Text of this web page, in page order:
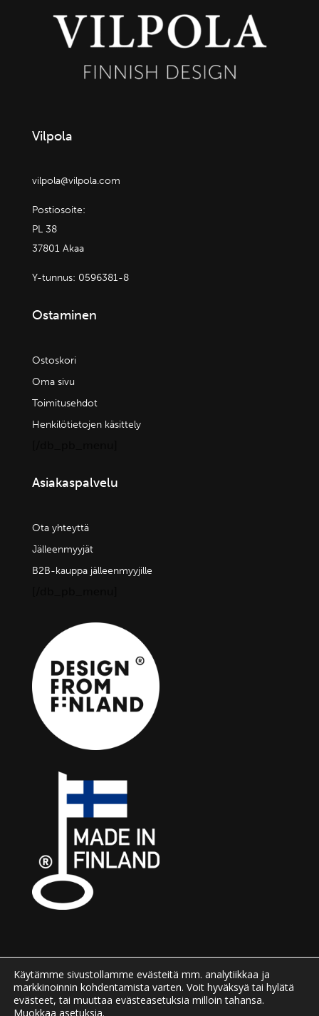
Vilpola
vilpola@vilpola.com
Postiosoite:
PL 38
37801 Akaa
Y-tunnus: 0596381-8
Ostaminen
Ostoskori
Oma sivu
Toimitusehdot
Henkilötietojen käsittely
Asiakaspalvelu
Ota yhteyttä
Jälleenmyyjät
B2B-kauppa jälleenmyyjille
käyttäjäkokemuksen parantamiseen.
Lue lisää
Käytämme sivustollamme evästeitä mm. analytiikkaa ja
markkinoinnin kohdentamista varten. Voit hyväksyä tai hylätä
evästeet, tai muuttaa evästeasetuksia milloin tahansa.
Muokkaa asetuksia.